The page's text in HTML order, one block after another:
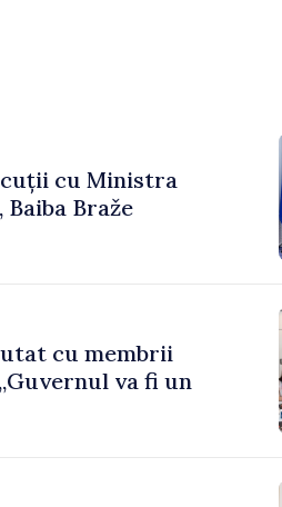
cu Ministra
Braže
cu membrii
va fi un